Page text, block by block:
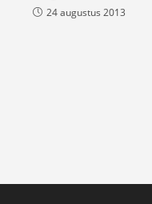
24 augustus 2013